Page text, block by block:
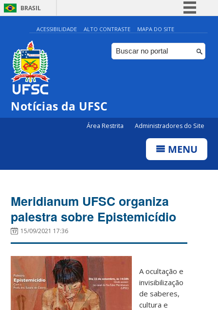
BRASIL
Simplifique!
Comunica BR
Participe
ACESSIBILIDADE ALTO CONTRASTE MAPA DO SITE
Notícias da UFSC
Área Restrita Administradores do Site
MENU
Meridianum UFSC organiza
palestra sobre Epistemicídio
15/09/2021 17:36
A ocultação e
invisibilização
de saberes,
cultura e